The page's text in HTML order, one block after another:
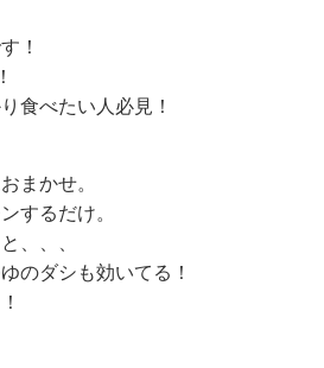
！
食べたい人必見！
まかせ。
するだけ。
、、、
のダシも効いてる！